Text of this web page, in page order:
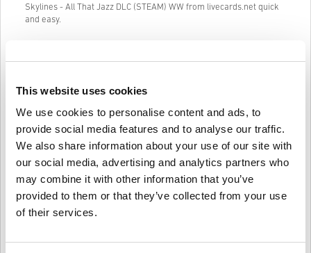
This website uses cookies
We use cookies to personalise content and ads, to
provide social media features and to analyse our traffic.
We also share information about your use of our site with
our social media, advertising and analytics partners who
may combine it with other information that you’ve
provided to them or that they’ve collected from your use
of their services.
Skylines - All That Jazz DLC (STEAM) WW from livecards.net quick
and easy.
มาก:
สินค้าพรีออเดอร์จะถูกจัดส่งก่อนหรือในวันวางจำหน่ายที่
ระบุไว้ในขณะที่สินค้าในสต็อกจะถูกจัดส่งทันทีเพื่อรอการ
ตรวจสอบความปลอดภัย.
การซื้อที่ถือเป็นการใช้งานเชิงพาณิชย์จะไม่ได้รับการ
ยอมรับ.
คุณกำลังซื้อผลิตภัณฑ์ดิจิทัลเท่านั้น.
หากคุณประสบปัญหาในการสั่งซื้อโปรดแจ้งให้เราทราบ
4.3/5
ให้คะแนนเป็นดาว:
Elly 23-08-2025
5/5
เติมชีวิตชีวาให้เมืองของคุณด้วยเพลงแจ๊สสุดเท่! ธีมแจ๊สนั้น